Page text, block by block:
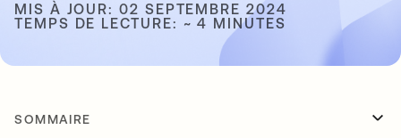
MIS À JOUR: 02 SEPTEMBRE 2024
TEMPS DE LECTURE: ~ 4 MINUTES
SOMMAIRE